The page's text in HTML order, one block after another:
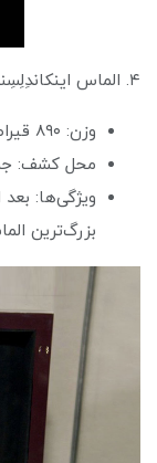
۴. الماس اینکاندِلِسِنت (Incomparable Diamond)
وزن: ۸۹۰ قیراط (در حالت خام)
محل کشف:
بزرگ‌ترین